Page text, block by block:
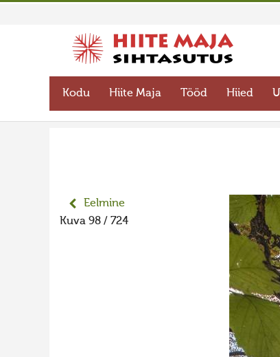
Kodu Hiite Maja Tööd Hiied
Eelmine
Kuva 98 / 724